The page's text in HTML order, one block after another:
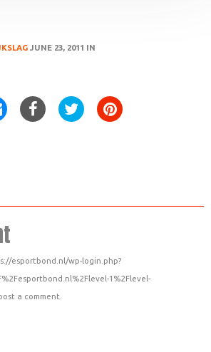
JUNE 23, 2011 IN
esportbond.nl/wp-login.php?
1%2Flevel-
a comment.